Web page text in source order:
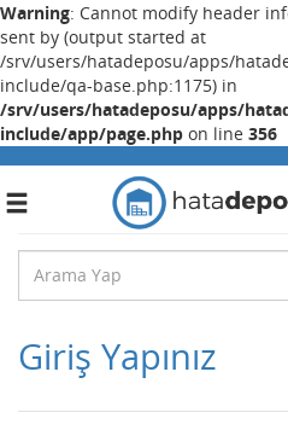
Warning: Cannot modify header
sent by (output started at
/srv/users/hatadeposu/apps/
include/qa-base.php:1175) in
/srv/users/hatadeposu/apps/
include/app/page.php on line 356
Toggle
Giriş Yapınız